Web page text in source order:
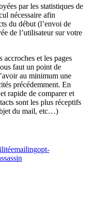
par les statistiques de
nécessaire afin
du début (l’envoi de
de l’utilisateur sur votre
accroches et les pages
faut un point de
au minimum une
précédemment. En
rapide de comparer et
sont les plus réceptifs
du mail, etc…)
emailingopt-